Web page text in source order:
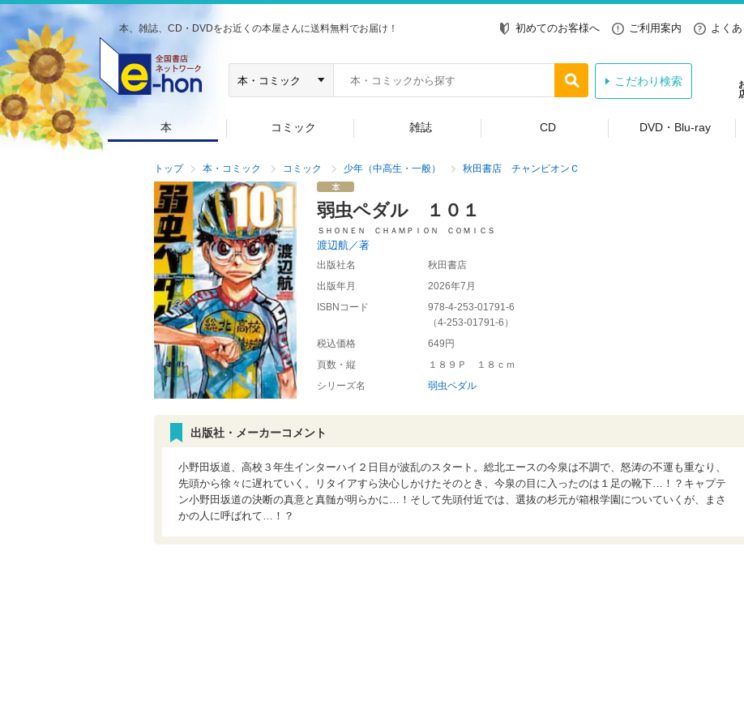
本、雑誌、CD・DVDをお近くの本屋さんに送料無料でお届け！ 初めてのお客様へ ご利用案内 よく
こだわり検索
本 コミック 雑誌 CD DVD・Blu-ray
トップ 本・コミック コミック 少年（中高生・一般） 秋田書店 チャンピオンＣ
弱虫ペダル １０１
ＳＨＯＮＥＮ ＣＨＡＭＰＩＯＮ ＣＯＭＩＣＳ
渡辺航／著
出版社名
秋田書店
出版年月
2026年7月
ISBNコード
978-4-253-01791-6
（4-253-01791-6 ）
税込価格
649円
頁数・縦
１８９Ｐ １８ｃｍ
シリーズ名
弱虫ペダル
出版社・メーカーコメント
小野田坂道、高校３年生インターハイ２日目が波乱のスタート。総北エースの今泉は不調で、怒涛の不運も重なり、
先頭から徐々に遅れていく。リタイアすら決心しかけたそのとき、今泉の目に入ったのは１足の靴下…！？キャプテ
ン小野田坂道の決断の真意と真髄が明らかに…！そして先頭付近では、選抜の杉元が箱根学園についていくが、まさ
かの人に呼ばれて…！？